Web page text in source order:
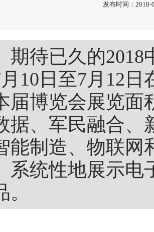
发布时间：2018-
期待已久的
10日至7月12
届博览会展览面
据、军民融合、
能制造、物联网
系统性地展示电